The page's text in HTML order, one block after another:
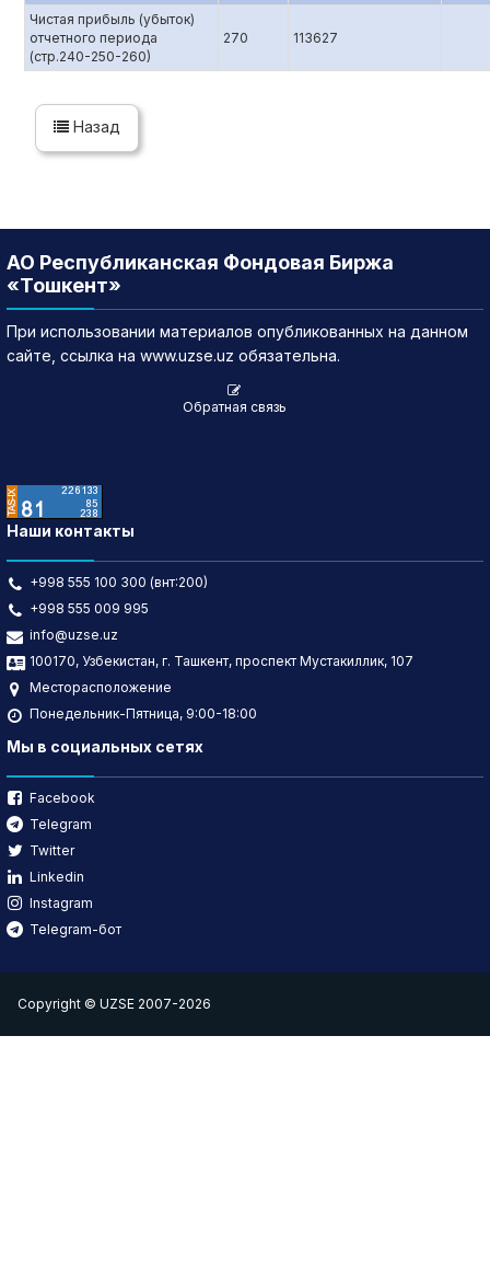
Чистая прибыль (убыток)
отчетного периода
(стр.240-250-260)
270 113627
Назад
АО Республиканская Фондовая Биржа
«Тошкент»
При использовании материалов опубликованных на данном
сайте, ссылка на www.uzse.uz обязательна.
Обратная связь
Наши контакты
+998 555 100 300 (внт:200)
+998 555 009 995
info@uzse.uz
100170, Узбекистан, г. Ташкент, проспект Мустакиллик, 107
Месторасположение
Понедельник-Пятница, 9:00-18:00
Мы в социальных сетях
Facebook
Telegram
Twitter
Linkedin
Instagram
Telegram-бот
Copyright © UZSE 2007-2026